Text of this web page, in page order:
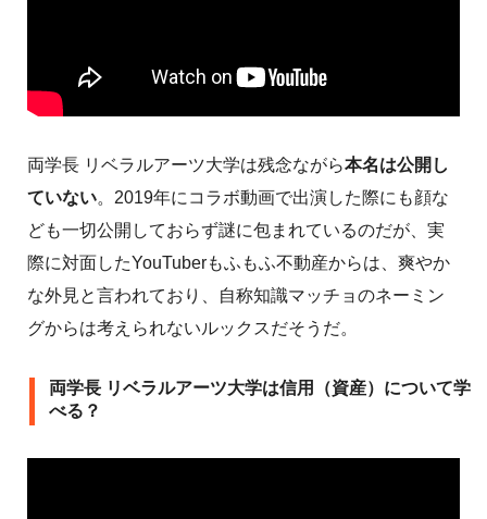
両学長 リベラルアーツ大学は残念ながら本名は公開し
ていない。2019年にコラボ動画で出演した際にも顔な
ども一切公開しておらず謎に包まれているのだが、実
際に対面したYouTuberもふもふ不動産からは、爽やか
な外見と言われており、自称知識マッチョのネーミン
グからは考えられないルックスだそうだ。
両学長 リベラルアーツ大学は信用（資産）について学
べる？